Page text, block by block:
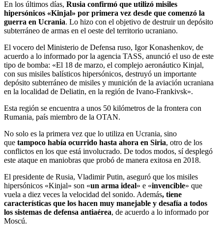
En los últimos días, Rusia confirmó que utilizó misiles
hipersónicos «Kinjal» por primera vez desde que comenzó la
guerra en Ucrania. Lo hizo con el objetivo de destruir un depósito
subterráneo de armas en el oeste del territorio ucraniano.
El vocero del Ministerio de Defensa ruso, Igor Konashenkov, de
acuerdo a lo informado por la agencia TASS, anunció el uso de este
tipo de bomba: «El 18 de marzo, el complejo aeronáutico Kinjal,
con sus misiles balísticos hipersónicos, destruyó un importante
depósito subterráneo de misiles y munición de la aviación ucraniana
en la localidad de Deliatin, en la región de Ivano-Frankivsk».
Esta región se encuentra a unos 50 kilómetros de la frontera con
Rumania, país miembro de la OTAN.
No solo es la primera vez que lo utiliza en Ucrania, sino
que tampoco había ocurrido hasta ahora en Siria, otro de los
conflictos en los que está involucrado. De todos modos, sí desplegó
este ataque en maniobras que probó de manera exitosa en 2018.
El presidente de Rusia, Vladimir Putin, aseguró que los misiles
hipersónicos «Kinjal» son «un arma ideal» e «invencible» que
vuela a diez veces la velocidad del sonido. Además, tiene
características que los hacen muy manejable y desafía a todos
los sistemas de defensa antiaérea, de acuerdo a lo informado por
Moscú.